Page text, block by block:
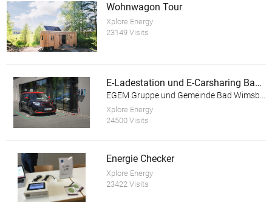
Wohnwagon Tour
Xplore Energy
23149 Visits
E-Ladestation und E-Carsharing Bad Wimsbach-Neydharting
Xplore Energy
24500 Visits
Energie Checker
Xplore Energy
23422 Visits